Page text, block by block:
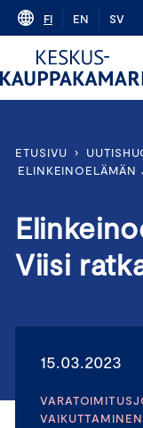
Skip
content
FI EN SV
ETUSIVU ›
ELINKEINOELÄMÄN
Viisi
15.03.2023